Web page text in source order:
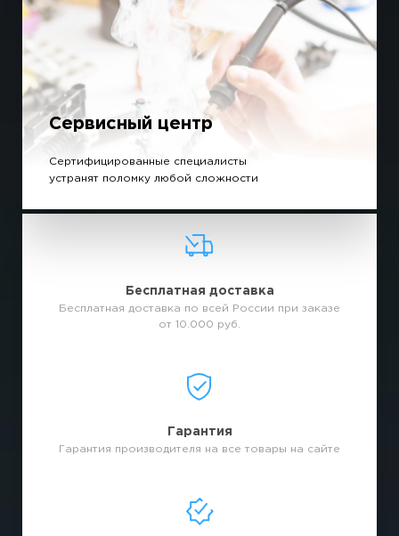
Сервисный центр
Сертифицированные специалисты
устранят поломку любой сложности
Бесплатная доставка
Бесплатная доставка по всей России при заказе
от 10.000 руб.
Гарантия
Гарантия производителя на все товары на сайте